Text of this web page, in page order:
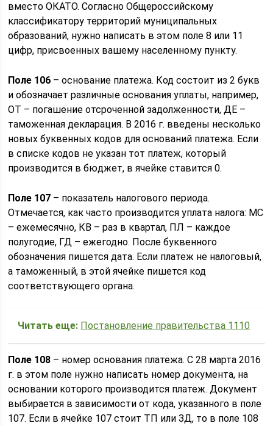
вместо ОКАТО. Согласно Общероссийскому
классификатору территорий муниципальных
образований, нужно написать в этом поле 8 или 11
цифр, присвоенных вашему населенному пункту.
Поле 106 – основание платежа. Код состоит из 2 букв
и обозначает различные основания уплаты, например,
ОТ – погашение отсроченной задолженности, ДЕ –
таможенная декларация. В 2016 г. введены несколько
новых буквенных кодов для оснований платежа. Если
в списке кодов не указан тот платеж, который
производится в бюджет, в ячейке ставится 0.
Поле 107 – показатель налогового периода.
Отмечается, как часто производится уплата налога: МС
– ежемесячно, КВ – раз в квартал, ПЛ – каждое
полугодие, ГД – ежегодно. После буквенного
обозначения пишется дата. Если платеж не налоговый,
а таможенный, в этой ячейке пишется код
соответствующего органа.
Читать еще: Постановление правительства 1110
Поле 108 – номер основания платежа. С 28 марта 2016
г. в этом поле нужно написать номер документа, на
основании которого производится платеж. Документ
выбирается в зависимости от кода, указанного в поле
107. Если в ячейке 107 стоит ТП или ЗД, то в поле 108